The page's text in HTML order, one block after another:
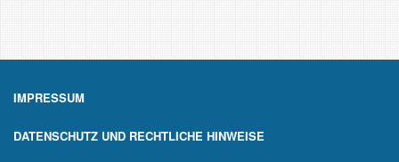
IMPRESSUM
DATENSCHUTZ UND RECHTLICHE HINWEISE